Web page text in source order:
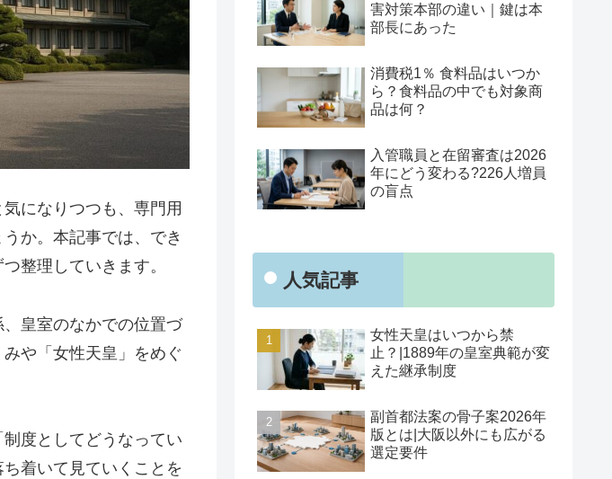
になりつつも、専門用
か。本記事では、でき
整理していきます。
皇室のなかでの位置づ
や「女性天皇」をめぐ
度としてどうなってい
着いて見ていくことを
害対策本部の違い｜鍵は本
部長にあった
消費税1％ 食料品はいつか
ら？食料品の中でも対象商
品は何？
入管職員と在留審査は2026
年にどう変わる?226人増員
の盲点
人気記事
女性天皇はいつから禁
止？|1889年の皇室典範が変
えた継承制度
副首都法案の骨子案2026年
版とは|大阪以外にも広がる
選定要件